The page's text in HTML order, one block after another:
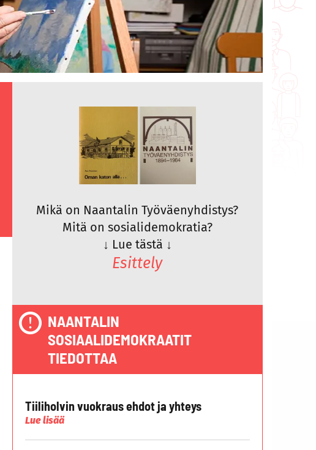
Mikä on Naantalin Työväenyhdistys?
Mitä on sosialidemokratia?
↓ Lue tästä ↓
Esittely
NAANTALIN
SOSIAALIDEMOKRAATIT
TIEDOTTAA
Tiiliholvin vuokraus ehdot ja yhteys
Lue lisää